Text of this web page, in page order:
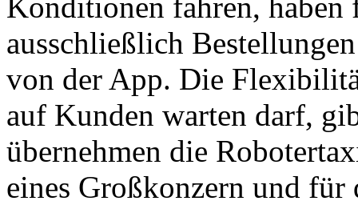
ausschließlich
von der App. Die
auf Kunden warten darf,
übernehmen die
eines Großkonzern und